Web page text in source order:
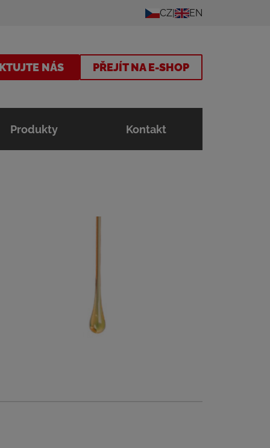
CZ EN
NÁS PŘEJÍT NA E-SHOP
Produkty Kontakt